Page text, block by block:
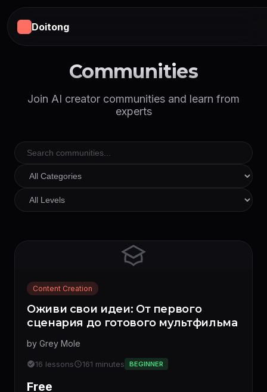
Doitong
Communities
Join AI creator communities and learn from
experts
Content Creation
Оживи свои идеи: От первого
сценария до готового мультфильма
by Grey Mole
16 lessons 161 minutes BEGINNER
Free